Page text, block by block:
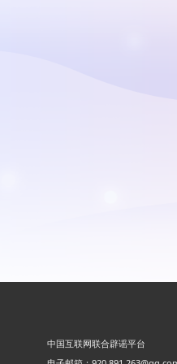
中国互联网联合辟谣平台